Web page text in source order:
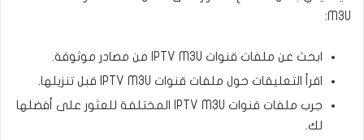
M3U:
ابحث عن ملفات قنوات IPTV M3U من مصادر موثوقة.
اقرأ التعليقات حول ملفات قنوات IPTV M3U قبل تنزيلها.
جرب ملفات قنوات IPTV M3U المختلفة للعثور على أفضلها
لك.